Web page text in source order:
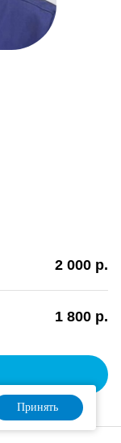
2 000 р.
1 800 р.
Принять